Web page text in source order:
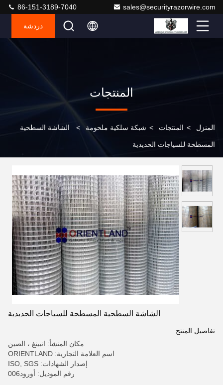
sales@securityrazorwire.com
86-151-3189-7040
دردشة
المنتجات
المنزل > المنتجات > شبكة سلكية ملحومة > الشاشة السطحية
المسطحة للسياجات الحديدية
الشاشة السطحية المسطحة للسياجات الحديدية
تفاصيل المنتج
مكان المنشأ: انبينغ ، الصين
اسم العلامة التجارية: ORIENTLAND
إصدار الشهادات: ISO, SGS
رقم الموديل: أورود006